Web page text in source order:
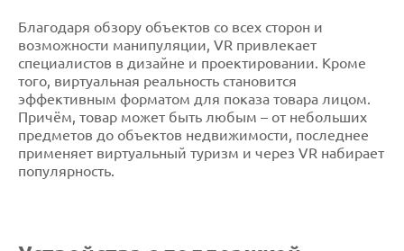
Благодаря обзору объектов со всех сторон и
возможности манипуляции, VR привлекает
специалистов в дизайне и проектировании. Кроме
того, виртуальная реальность становится
эффективным форматом для показа товара лицом.
Причём, товар может быть любым – от небольших
предметов до объектов недвижимости, последнее
применяет виртуальный туризм и через VR набирает
популярность.